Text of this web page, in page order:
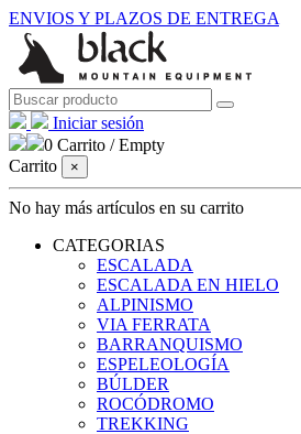
ENVIOS Y PLAZOS DE ENTREGA
Iniciar sesión
0 Carrito /Empty
Carrito
×
No hay más artículos en su carrito
CATEGORIAS
ESCALADA
ESCALADA EN HIELO
ALPINISMO
VIA FERRATA
BARRANQUISMO
ESPELEOLOGÍA
BÚLDER
ROCÓDROMO
TREKKING